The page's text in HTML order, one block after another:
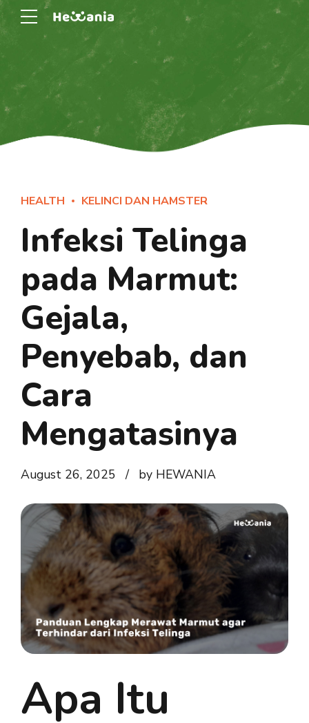
HEALTH KELINCI DAN HAMSTER
Infeksi Telinga
pada Marmut:
Gejala,
Penyebab, dan
Cara
Mengatasinya
August 26, 2025 by HEWANIA
Apa Itu